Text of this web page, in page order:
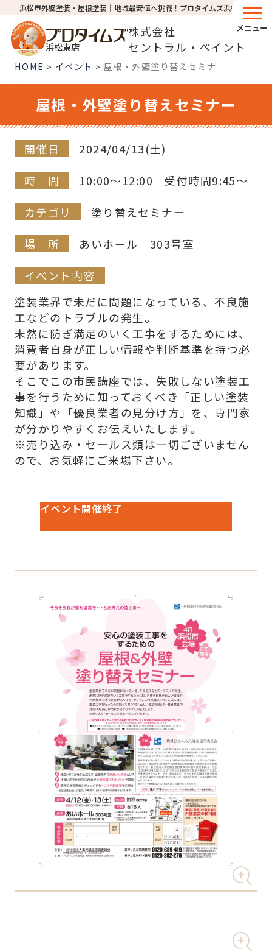
浜松市外壁塗装・屋根塗装│地域最安値へ挑戦！プロタイムズ浜松東店
浜松東店
株式会社
セントラル・ペイント
メニュー
HOME > イベント > 屋根・外壁塗り替えセミナ
ー
屋根・外壁塗り替えセミナー
開催日
2024/04/13(土)
時 間
10:00～12:00 受付時間9:45～
カテゴリ
塗り替えセミナー
場 所
あいホール 303号室
イベント内容
塗装業界で未だに問題になっている、不良施
工などのトラブルの発生。
未然に防ぎ満足のいく工事をするためには、
消費者自身が正しい情報や判断基準を持つ必
要があります。
そこでこの市民講座では、失敗しない塗装工
事を行うために知っておくべき「正しい塗装
知識」や「優良業者の見分け方」を、専門家
が分かりやすくお伝えいたします。
※売り込み・セールス類は一切ございません
ので、お気軽にご来場下さい。
イベント開催終了